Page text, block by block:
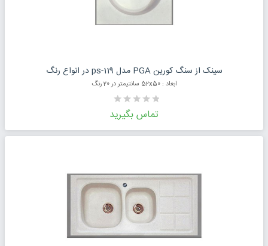
درخواست قیمت محصول سینک از سنگ کورین PGA مدل ps-119 در انواع رنگ
ابعاد : 52x50 سانتیمتر در 20 رنگ
تماس بگیرید